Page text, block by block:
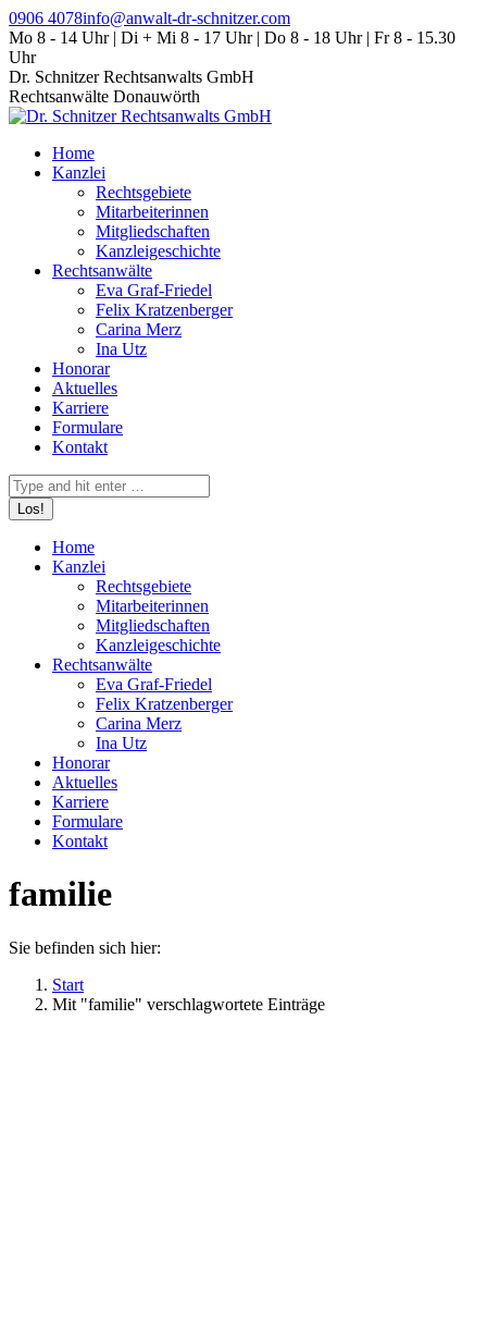
Zum
Inhalt
springen
0906 4078info@anwalt-dr-schnitzer.com
Mo 8 - 14 Uhr | Di + Mi 8 - 17 Uhr | Do 8 - 18 Uhr | Fr 8 - 15.30
Uhr
Dr. Schnitzer Rechtsanwalts GmbH
Rechtsanwälte Donauwörth
Home
Kanzlei
Rechtsgebiete
Mitarbeiterinnen
Mitgliedschaften
Kanzleigeschichte
Rechtsanwälte
Eva Graf-Friedel
Felix Kratzenberger
Carina Merz
Ina Utz
Honorar
Aktuelles
Karriere
Formulare
Kontakt
Search:
Home
Kanzlei
Rechtsgebiete
Mitarbeiterinnen
Mitgliedschaften
Kanzleigeschichte
Rechtsanwälte
Eva Graf-Friedel
Felix Kratzenberger
Carina Merz
Ina Utz
Honorar
Aktuelles
Karriere
Formulare
Kontakt
familie
Sie befinden sich hier:
Start
Mit "familie" verschlagwortete Einträge